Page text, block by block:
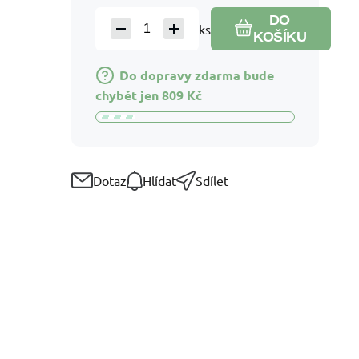
ks
DO
KOŠÍKU
Do dopravy zdarma bude
chybět jen809 Kč
Dotaz Hlídat Sdílet